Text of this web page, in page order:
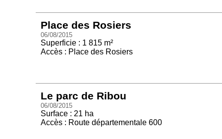
Place des Rosiers
06/08/2015
Superficie : 1 815 m²
Accès : Place des Rosiers
Le parc de Ribou
06/08/2015
Surface : 21 ha
Accès : Route départementale 600